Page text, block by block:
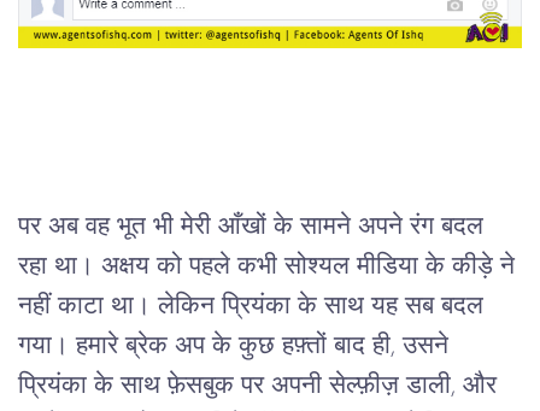
पर अब वह भूत भी मेरी आँखों के सामने अपने रंग बदल
रहा था। अक्षय को पहले कभी सोश्यल मीडिया के कीड़े ने
नहीं काटा था। लेकिन प्रियंका के साथ यह सब बदल
गया। हमारे ब्रेक अप के कुछ हफ़्तों बाद ही, उसने
प्रियंका के साथ फ़ेसबुक पर अपनी सेल्फ़ीज़ डाली, और